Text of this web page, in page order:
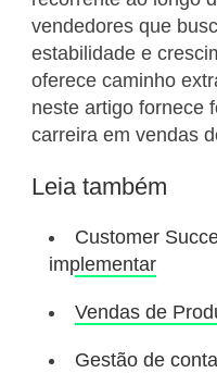
vendedores que
estabilidade e
oferece caminho
neste artigo fornece
carreira em vendas
Leia também
Customer
implementar
Vendas de
Gestão de